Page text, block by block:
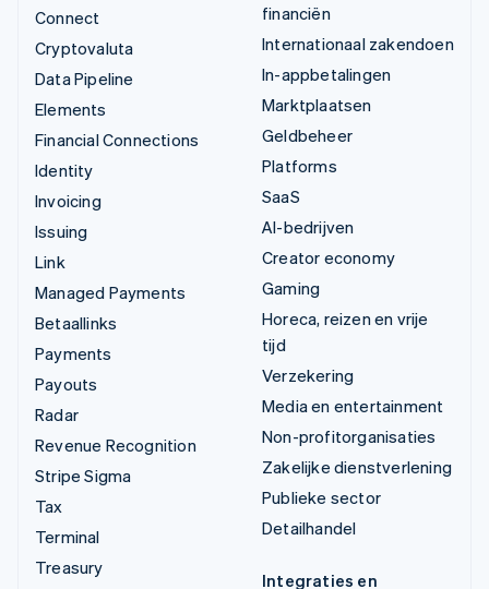
Connect
Cryptovaluta
Data Pipeline
Elements
Financial Connections
Identity
Invoicing
Issuing
Link
Managed Payments
Betaallinks
Payments
Payouts
Radar
Revenue Recognition
Stripe Sigma
Tax
Terminal
Treasury
financiën
Internationaal zakendoen
In-appbetalingen
Marktplaatsen
Geldbeheer
Platforms
SaaS
AI-bedrijven
Creator economy
Gaming
Horeca, reizen en vrije
tijd
Verzekering
Media en entertainment
Non-profitorganisaties
Zakelijke dienstverlening
Publieke sector
Detailhandel
Integraties en